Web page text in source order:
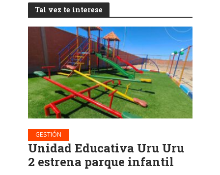
Tal vez te interese
GESTIÓN
Unidad Educativa Uru Uru
2 estrena parque infantil